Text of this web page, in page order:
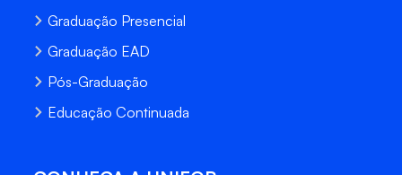
Graduação Presencial
Graduação EAD
Pós-Graduação
Educação Continuada